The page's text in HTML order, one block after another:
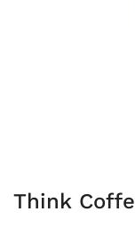
Think Coffe